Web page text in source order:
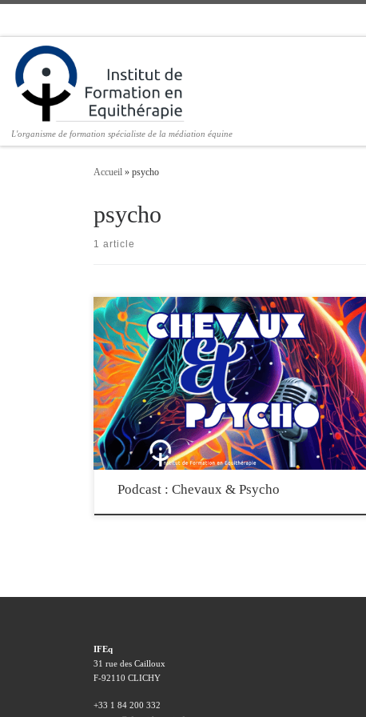
L'organisme de formation spécialiste de la médiation équine
Accueil » psycho
psycho
1 article
Chevaux et Psycho est le podcast intelligent consacré à l’équithérapie
et aux médiations équines, créé et animé par l’Institut de Formation
en Equithérapie. Vous y trouverez des conférences, interviews, et
présentations pédagogiques sous format audio, à écouter partout.
Vous pouvez retrouver toutes les saisons ici, ou écouter, télécharger
et vous […]
Podcast : Chevaux & Psycho
IFEq
31 rue des Cailloux
F-92110 CLICHY
+33 1 84 200 332